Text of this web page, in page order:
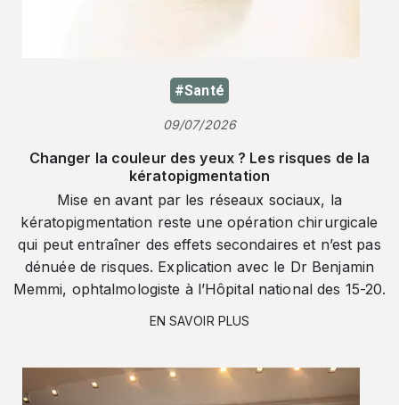
#Santé
09/07/2026
Changer la couleur des yeux ? Les risques de la
kératopigmentation
Mise en avant par les réseaux sociaux, la
kératopigmentation reste une opération chirurgicale
qui peut entraîner des effets secondaires et n’est pas
dénuée de risques. Explication avec le Dr Benjamin
Memmi, ophtalmologiste à l’Hôpital national des 15-20.
EN SAVOIR PLUS